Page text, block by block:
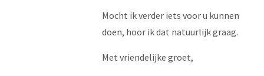
Mocht ik verder iets voor u kunnen
doen, hoor ik dat natuurlijk graag.
Met vriendelijke groet,